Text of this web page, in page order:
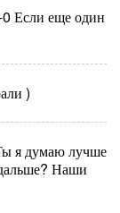
0 Если еще один
)
я думаю лучше
Наши